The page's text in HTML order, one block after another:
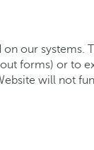
our systems.
forms) or to
will not